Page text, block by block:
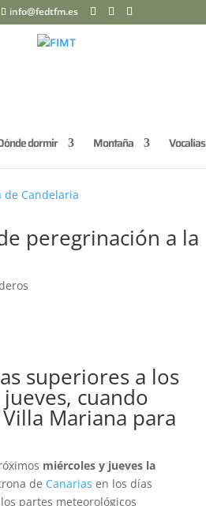
info@fedtfm.es
dormir Montaña Vocalías
peregrinación a la
superiores a los
cuando
Mariana para
miércoles y jueves la
de Canarias en los días
partes meteorológicos